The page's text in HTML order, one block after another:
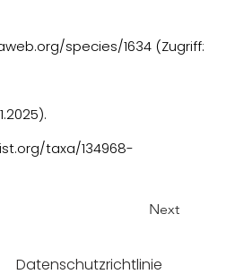
species/1634 (Zugriff:
taxa/134968-
Next
Datenschutzrichtlinie